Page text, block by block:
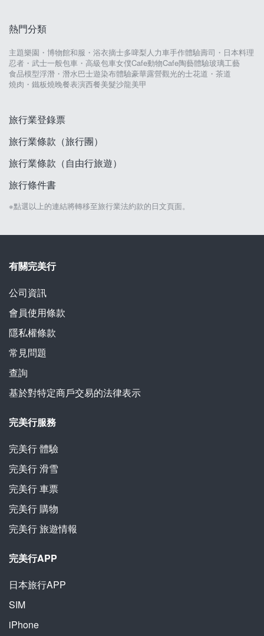
熱門分類
主題樂園・博物館和服・浴衣摘士多啤梨人力車手作體驗壽司・日本料理
忍者・武士一般包車・高級包車女僕Cafe動物Cafe陶藝體驗玻璃工藝
食品模型浮潛・潛水巴士遊染布體驗豪華露營觀光的士花道・茶道
燒肉・鐵板燒晚餐表演西餐美髮沙龍美甲
旅行業登錄票
旅行業條款（旅行團）
旅行業條款（自由行旅遊）
旅行條件書
※點選以上的連結將轉移至旅行業法約款的日文頁面。
有關完美行
公司資訊
會員使用條款
隱私權條款
常見問題
查詢
基於對特定商戶交易的法律表示
完美行服務
完美行體驗
完美行滑雪
完美行車票
完美行購物
完美行旅遊情報
完美行APP
日本旅行APP
SIM
iPhone